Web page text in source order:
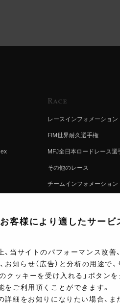
Race
レースインフォメーション
FIM世界耐久選手権
MFJ全日本ロードレース選
その他のレース
チームインフォメーション
レースムービー
客様により適したサービ
、当サイトのパフォーマンス改
お知らせ（広告）と分析の用途
のクッキーを受け入れる」ボタン
をご利用頂くことができます。
詳細をお知りになりたい場合、